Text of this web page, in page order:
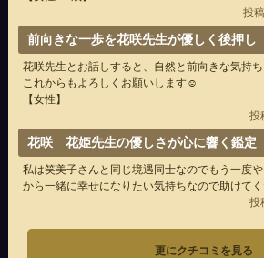
投
前向きな一歩を花咲先生が優しく後押し
花咲先生とお話しすると、自然と前向きな気持
これからもよろしくお願いします☺️
【女性】
投
花咲 花姫先生の優しさが心に響く鑑定
私は笑美子さんと同じ境遇同士なのでもう一度
から一緒に幸せになりたい気持ちなので助けてく
投
更にクチコミを見る